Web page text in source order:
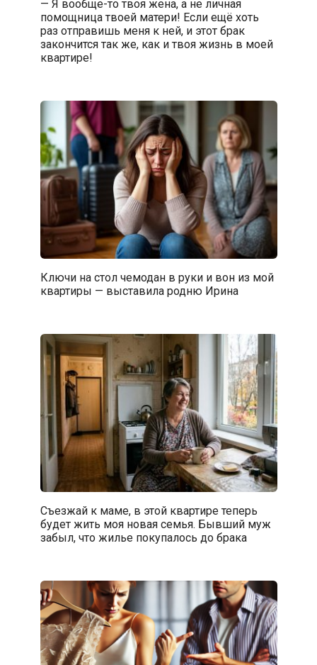
— Я вообще-то твоя жена, а не личная
помощница твоей матери! Если ещё хоть
раз отправишь меня к ней, и этот брак
закончится так же, как и твоя жизнь в моей
квартире!
Ключи на стол чемодан в руки и вон из мой
квартиры — выставила родню Ирина
Съезжай к маме, в этой квартире теперь
будет жить моя новая семья. Бывший муж
забыл, что жилье покупалось до брака